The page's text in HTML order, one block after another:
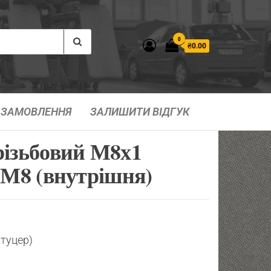
0
₴0.00
ЗАМОВЛЕННЯ ЗАЛИШИТИ ВІДГУК
М8х1
(внутрішня)